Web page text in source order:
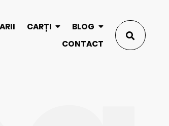
CARȚI
BLOG
CONTACT